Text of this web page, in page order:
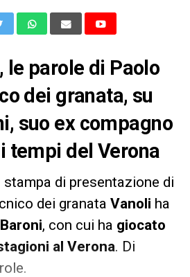
le parole di Paolo
dei granata, su
suo ex compagno
tempi del Verona
di presentazione di
dei granata Vanoli ha
, con cui ha giocato
al Verona. Di